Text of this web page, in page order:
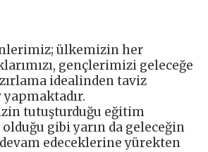
ülkemizin her
gençlerimizi geleceğe
idealinden taviz
tutuşturduğu eğitim
gibi yarın da geleceğin
edeceklerine yürekten